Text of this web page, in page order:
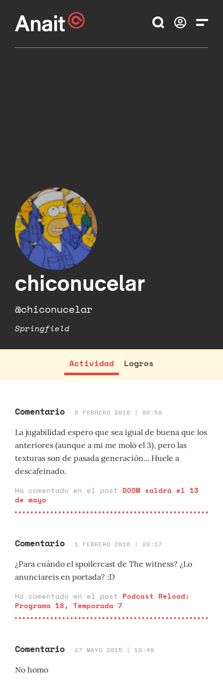
chiconucelar
@chiconucelar
Springfield
Actividad Logros
Comentario 6 FEBRERO 2016 | 00:50
La jugabilidad espero que sea igual de buena que los
anteriores (aunque a mi me moló el 3), pero las
texturas son de pasada generación... Huele a
descafeinado.
Ha comentado en el post DOOM saldrá el 13
de mayo
Comentario 1 FEBRERO 2016 | 20:17
¿Para cuándo el spoilercast de The witness? ¿Lo
anunciareis en portada? :D
Ha comentado en el post Podcast Reload:
Programa 18, Temporada 7
Comentario 27 MAYO 2015 | 10:49
No homo